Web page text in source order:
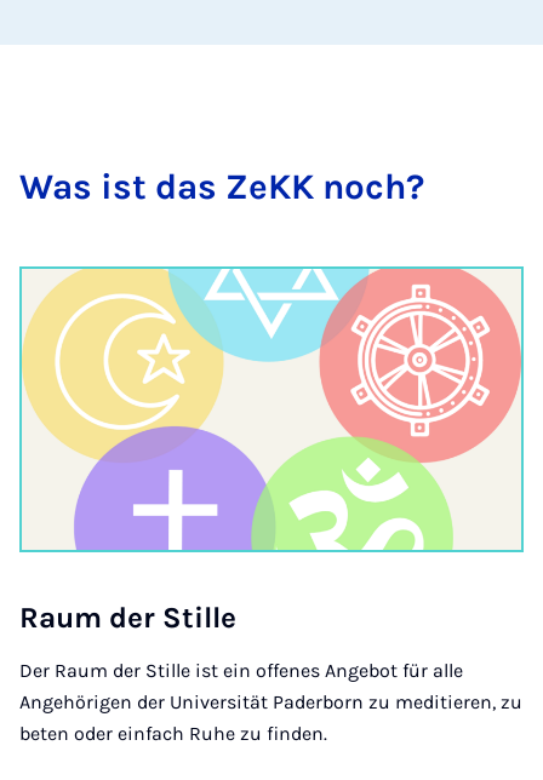
Was ist das ZeKK noch?
Raum der Stil­le
Der Raum der Stille ist ein offenes Angebot für alle
Angehörigen der Universität Paderborn zu meditieren, zu
beten oder einfach Ruhe zu finden.